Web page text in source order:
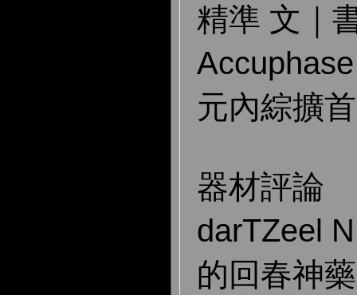
精準 文｜
元內綜擴
器材評論
darTZeel
的回春神